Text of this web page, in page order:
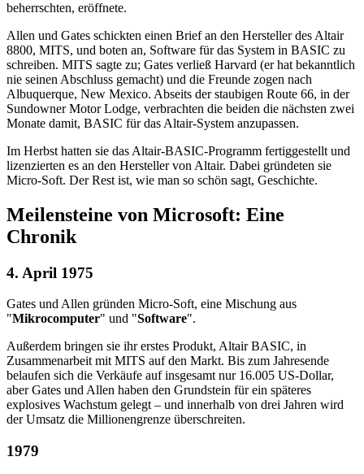
beherrschten, eröffnete.
Allen und Gates schickten einen Brief an den Hersteller des Altair
8800, MITS, und boten an, Software für das System in BASIC zu
schreiben. MITS sagte zu; Gates verließ Harvard (er hat bekanntlich
nie seinen Abschluss gemacht) und die Freunde zogen nach
Albuquerque, New Mexico. Abseits der staubigen Route 66, in der
Sundowner Motor Lodge, verbrachten die beiden die nächsten zwei
Monate damit, BASIC für das Altair-System anzupassen.
Im Herbst hatten sie das Altair-BASIC-Programm fertiggestellt und
lizenzierten es an den Hersteller von Altair. Dabei gründeten sie
Micro-Soft. Der Rest ist, wie man so schön sagt, Geschichte.
Meilensteine von Microsoft: Eine
Chronik
4. April 1975
Gates und Allen gründen Micro-Soft, eine Mischung aus
"Mikrocomputer" und "Software".
Außerdem bringen sie ihr erstes Produkt, Altair BASIC, in
Zusammenarbeit mit MITS auf den Markt. Bis zum Jahresende
belaufen sich die Verkäufe auf insgesamt nur 16.005 US-Dollar,
aber Gates und Allen haben den Grundstein für ein späteres
explosives Wachstum gelegt – und innerhalb von drei Jahren wird
der Umsatz die Millionengrenze überschreiten.
1979